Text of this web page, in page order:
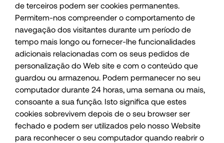
de terceiros podem ser cookies permanentes.
Permitem-nos compreender o comportamento de
navegação dos visitantes durante um período de
tempo mais longo ou fornecer-lhe funcionalidades
adicionais relacionadas com os seus pedidos de
personalização do Web site e com o conteúdo que
guardou ou armazenou. Podem permanecer no seu
computador durante 24 horas, uma semana ou mais,
consoante a sua função. Isto significa que estes
cookies sobrevivem depois de o seu browser ser
fechado e podem ser utilizados pelo nosso Website
para reconhecer o seu computador quando reabrir o